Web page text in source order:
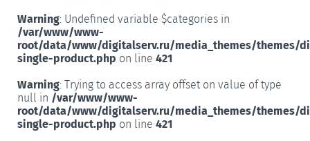
Warning: Undefined variable $categories in
/var/www/www-
root/data/www/digitalserv.ru/media_themes/themes/
single-product.php on line 421
Warning: Trying to access array offset on value of type
null in /var/www/www-
root/data/www/digitalserv.ru/media_themes/themes/
single-product.php on line 421